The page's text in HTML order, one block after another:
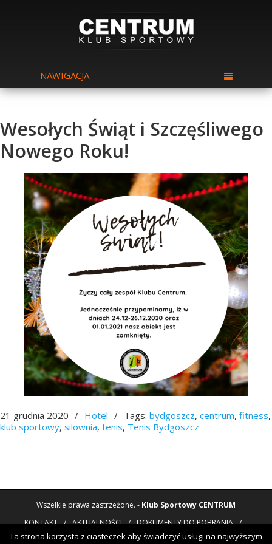
NOWOTORUŃSKA 8, BYDGOSZCZ / 52361-45-10 / 52
NAWIGACJA
Wesołych Świąt i Szczęśliwego
Nowego Roku!
21 grudnia 2020 / Hotel / Tags: bydgoszcz, centrum, fitness,
klub sportowy, silownia, tenis, Tenis Bydgoszcz
Wszelkie prawa zastrzeżone. - Klub Sportowy CENTRUM
KONTAKT / AKTUALNOŚCI / DOKUMENTY DO POBRANIA /
POLITYKA PRYWATNOŚCI
Ta strona korzysta z ciasteczek aby świadczyć usługi na najwyższym